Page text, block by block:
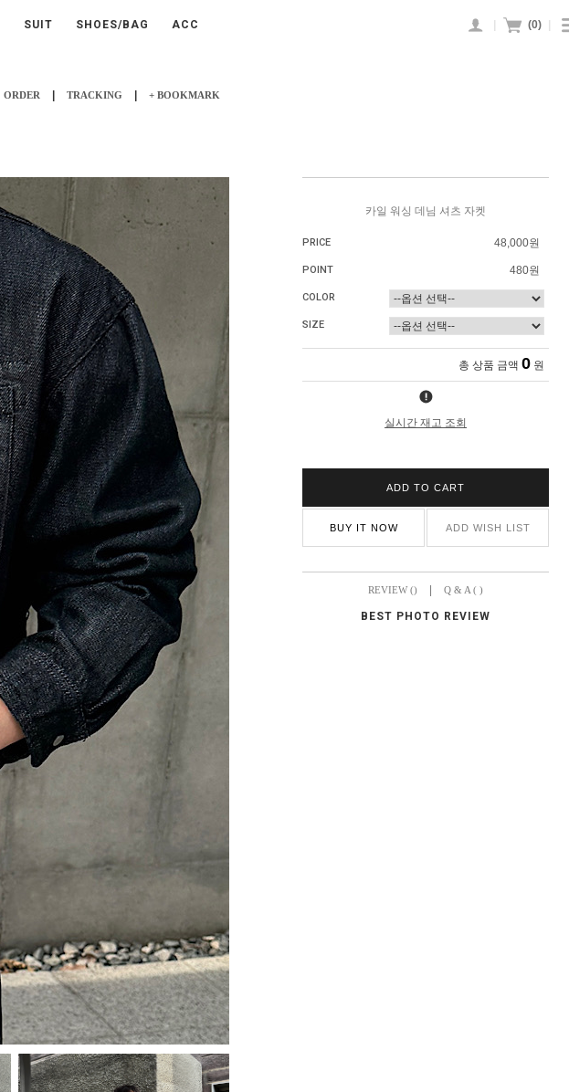
SUIT SHOES/BAG ACC | (0) |
ORDER TRACKING + BOOKMARK
카일 워싱 데님 셔츠 자켓
PRICE 48,000원
POINT 480원
COLOR
SIZE
총 상품 금액 0 원
실시간 재고 조회
ADD TO CART
BUY IT NOW ADD WISH LIST
REVIEW () Q & A ( )
BEST PHOTO REVIEW